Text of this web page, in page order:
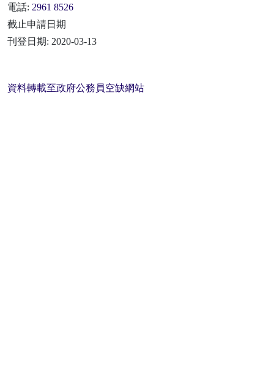
電話: 2961 8526
截止申請日期
刊登日期: 2020-03-13
資料轉載至政府公務員空缺網站